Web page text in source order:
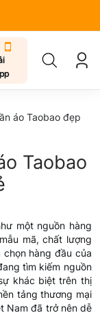
áo Taobao đẹp
Taobao
một nguồn hàng
mã, chất lượng
hàng đầu của
tìm kiếm nguồn
khác biệt trên thị
tảng thương mại
Nam đã trở nên dễ